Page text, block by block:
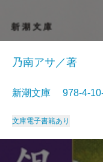
乃南アサ／著
新潮文庫 978-4-
文庫電子書籍あり